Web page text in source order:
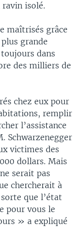
isolé.
maîtrisés grâce
grande
dans
des milliers de
chez eux pour
remplir
l’assistance
Schwarzenegger
victimes des
dollars. Mais
serait pas
chercherait à
que l’état
pour vous le
» a expliqué